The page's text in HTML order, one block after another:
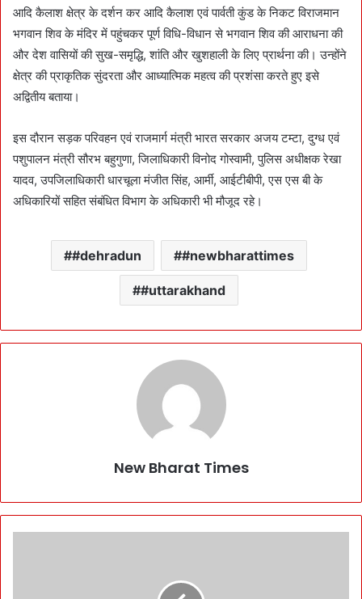
आदि कैलाश क्षेत्र के दर्शन कर आदि कैलाश एवं पार्वती कुंड के निकट विराजमान
भगवान शिव के मंदिर में पहुंचकर पूर्ण विधि-विधान से भगवान शिव की आराधना की
और देश वासियों की सुख-समृद्धि, शांति और खुशहाली के लिए प्रार्थना की। उन्होंने
क्षेत्र की प्राकृतिक सुंदरता और आध्यात्मिक महत्व की प्रशंसा करते हुए इसे
अद्वितीय बताया।
इस दौरान सड़क परिवहन एवं राजमार्ग मंत्री भारत सरकार अजय टम्टा, दुग्ध एवं
पशुपालन मंत्री सौरभ बहुगुणा, जिलाधिकारी विनोद गोस्वामी, पुलिस अधीक्षक रेखा
यादव, उपजिलाधिकारी धारचूला मंजीत सिंह, आर्मी, आईटीबीपी, एस एस बी के
अधिकारियों सहित संबंधित विभाग के अधिकारी भी मौजूद रहे।
#dehradun #newbharattimes
#uttarakhand
New Bharat Times